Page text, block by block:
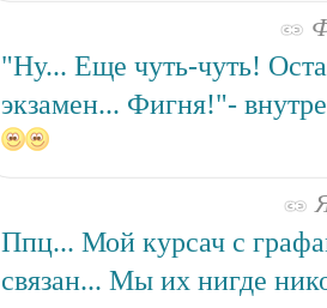
"Ну... Еще чуть-чуть!
экзамен... Фигня!"-
Ппц... Мой курсач с
связан... Мы их нигде